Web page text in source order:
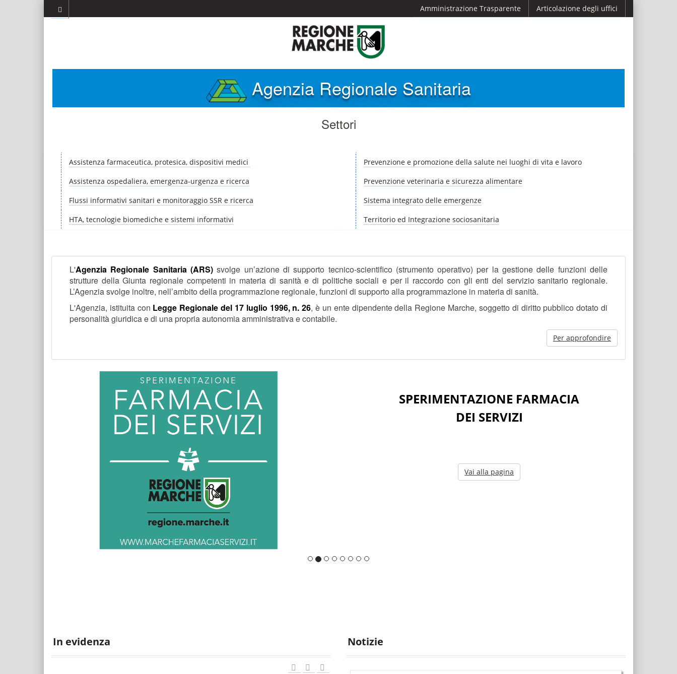
Articolazione degli uffici
Amministrazione Trasparente
Agenzia Regionale Sanitaria
Settori
Assistenza farmaceutica, protesica, dispositivi medici
Assistenza ospedaliera, emergenza-urgenza e ricerca
Flussi informativi sanitari e monitoraggio SSR e ricerca
HTA, tecnologie biomediche e sistemi informativi
Prevenzione e promozione della salute nei luoghi di vita e lavoro
Prevenzione veterinaria e sicurezza alimentare
Sistema integrato delle emergenze
Territorio ed Integrazione sociosanitaria
L'Agenzia Regionale Sanitaria (ARS)svolge un’azione di supporto tecnico-scientifico (strumento operativo) per la gestione delle funzioni delle
strutture della Giunta regionale competenti in materia di sanità e di politiche sociali e per il raccordo con gli enti del servizio sanitario regionale.
L’Agenzia svolge inoltre, nell’ambito della programmazione regionale, funzioni di supporto alla programmazione in materia di sanità.
L'Agenzia, istituita con Legge Regionale del 17 luglio 1996, n. 26, è un ente dipendente della Regione Marche, soggetto di diritto pubblico dotato di
personalità giuridica e di una propria autonomia amministrativa e contabile.
Per approfondire
SPERIMENTAZIONE FARMACIA
DEI SERVIZI
Vai alla pagina
In evidenza Notizie